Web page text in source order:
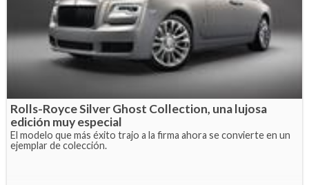
Rolls-Royce Silver Ghost Collection, una lujosa
edición muy especial
El modelo que más éxito trajo a la firma ahora se convierte en un
ejemplar de colección.